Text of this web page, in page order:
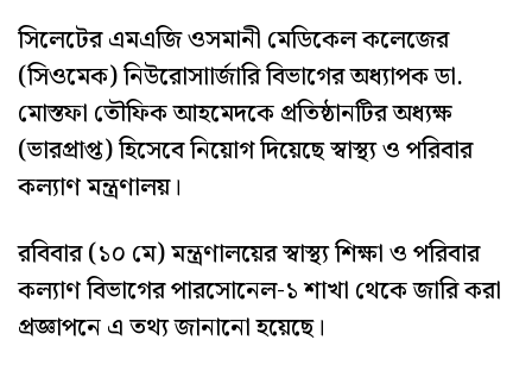
সিলেটের এমএজি ওসমানী মেডিকেল কলেজের
(সিওমেক) নিউরোসাার্জারি বিভাগের অধ্যাপক ডা.
মোস্তফা তৌফিক আহমেদকে প্রতিষ্ঠানটির অধ্যক্ষ
(ভারপ্রাপ্ত) হিসেবে নিয়োগ দিয়েছে স্বাস্থ্য ও পরিবার
কল্যাণ মন্ত্রণালয়।
রবিবার (১০ মে) মন্ত্রণালয়ের স্বাস্থ্য শিক্ষা ও পরিবার
কল্যাণ বিভাগের পারসোনেল-১ শাখা থেকে জারি করা
প্রজ্ঞাপনে এ তথ্য জানানো হয়েছে।